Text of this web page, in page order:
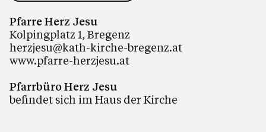
Pfarre Herz Jesu
Kolpingplatz 1, Bregenz
herzjesu@kath-kirche-bregenz.at
www.pfarre-herzjesu.at
Pfarrbüro Herz Jesu
befindet sich im Haus der Kirche